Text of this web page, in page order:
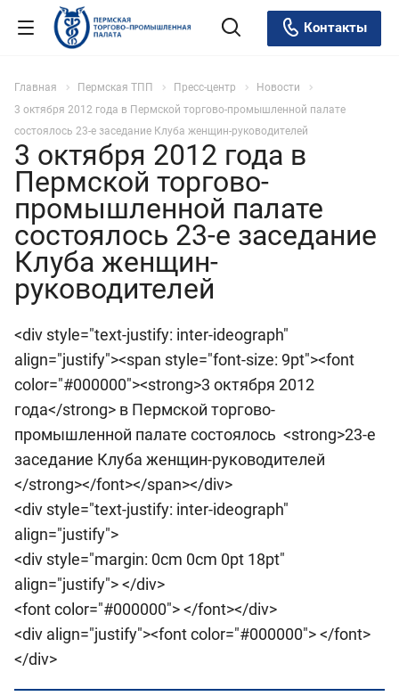
Контакты
Главная Пермская ТПП Пресс-центр
Новости
3 октября 2012 года в Пермской торгово-промышленной палате
состоялось 23-е заседание Клуба женщин-руководителей
3 октября 2012 года в
Пермской торгово-
промышленной палате
состоялось 23-е заседание
Клуба женщин-
руководителей
<div style="text-justify: inter-ideograph"
align="justify"><span style="font-size: 9pt"><font
color="#000000"><strong>3 октября 2012
года</strong> в Пермской торгово-
промышленной палате состоялось <strong>23-е
заседание Клуба женщин-руководителей
</strong></font></span></div>
<div style="text-justify: inter-ideograph"
align="justify">
<div style="margin: 0cm 0cm 0pt 18pt"
align="justify"> </div>
<font color="#000000"> </font></div>
<div align="justify"><font color="#000000"> </font>
</div>